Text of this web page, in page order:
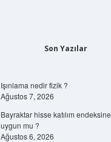
Son Yazılar
Işınlama nedir fizik ?
Ağustos 7, 2026
Bayraktar hisse katılım endeksine
uygun mu ?
Ağustos 6, 2026